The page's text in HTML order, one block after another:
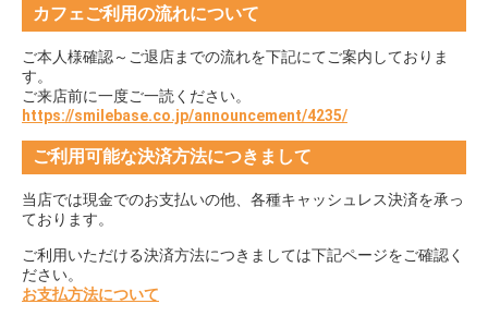
カフェご利用の流れについて
ご本人様確認～ご退店までの流れを下記にてご案内しておりま
す。
ご来店前に一度ご一読ください。
https://smilebase.co.jp/announcement/4235/
ご利用可能な決済方法につきまして
当店では現金でのお支払いの他、各種キャッシュレス決済を承っ
ております。
ご利用いただける決済方法につきましては下記ページをご確認く
ださい。
お支払方法について